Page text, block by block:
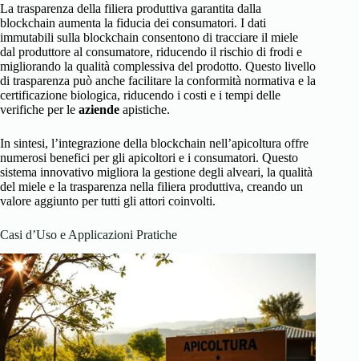
La trasparenza della filiera produttiva garantita dalla
blockchain aumenta la fiducia dei consumatori. I dati
immutabili sulla blockchain consentono di tracciare il miele
dal produttore al consumatore, riducendo il rischio di frodi e
migliorando la qualità complessiva del prodotto. Questo livello
di trasparenza può anche facilitare la conformità normativa e la
certificazione biologica, riducendo i costi e i tempi delle
verifiche per le aziende apistiche.
In sintesi, l’integrazione della blockchain nell’apicoltura offre
numerosi benefici per gli apicoltori e i consumatori. Questo
sistema innovativo migliora la gestione degli alveari, la qualità
del miele e la trasparenza nella filiera produttiva, creando un
valore aggiunto per tutti gli attori coinvolti.
Casi d’Uso e Applicazioni Pratiche